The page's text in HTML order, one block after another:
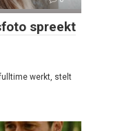
spreekt
werkt, stelt